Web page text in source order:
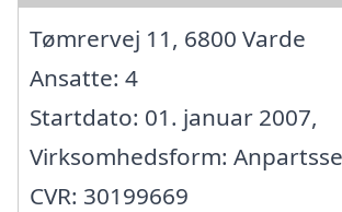
Tømrervej 11, 6800 Varde
Ansatte: 4
Startdato: 01. januar 2007,
Virksomhedsform:
CVR: 30199669